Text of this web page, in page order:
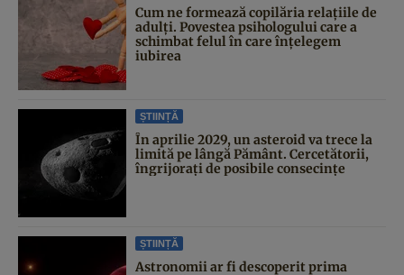
Cum ne formează copilăria relațiile de
adulți. Povestea psihologului care a
schimbat felul în care înțelegem
iubirea
ȘTIINȚĂ
În aprilie 2029, un asteroid va trece la
limită pe lângă Pământ. Cercetătorii,
îngrijorați de posibile consecințe
ȘTIINȚĂ
Astronomii ar fi descoperit prima